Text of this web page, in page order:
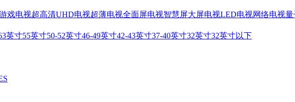
戏电视超高清UHD电视超薄电视全面屏电视智慧屏大屏电视LED电视网络电视量
英寸55英寸50-52英寸46-49英寸42-43英寸37-40英寸32英寸32英寸以下